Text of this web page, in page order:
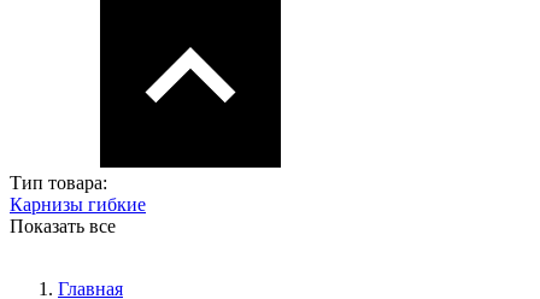
Тип товара:
Карнизы гибкие
Показать все
Главная